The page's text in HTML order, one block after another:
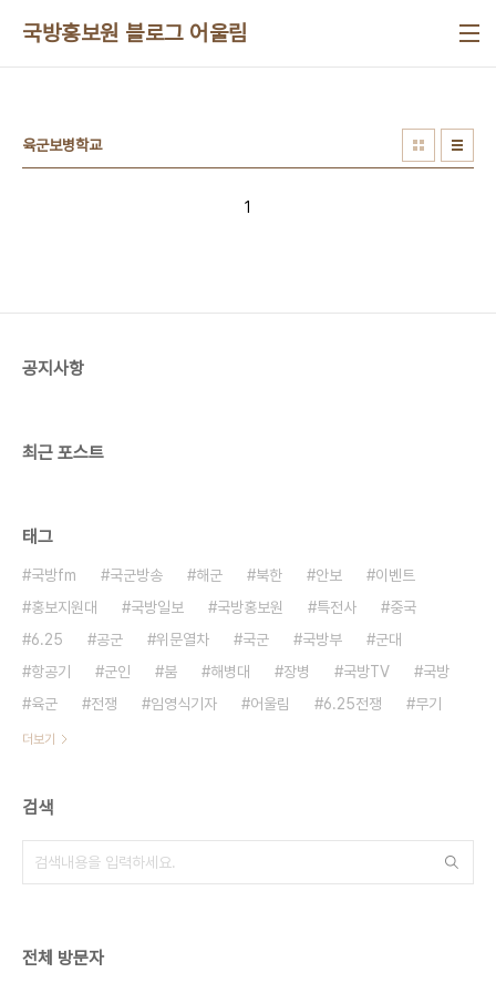
국방홍보원 블로그 어울림
육군보병학교
1
공지사항
최근 포스트
태그
국방fm 국군방송 해군 북한 안보
이벤트
홍보지원대
국방일보 국방홍보원 특전사
중국
6.25
공군 위문열차 국군 국방부
군대
항공기
군인 붐 해병대 장병 국방TV
국방
육군
전쟁 임영식기자 어울림 6.25전쟁 무기
더보기
검색
전체 방문자